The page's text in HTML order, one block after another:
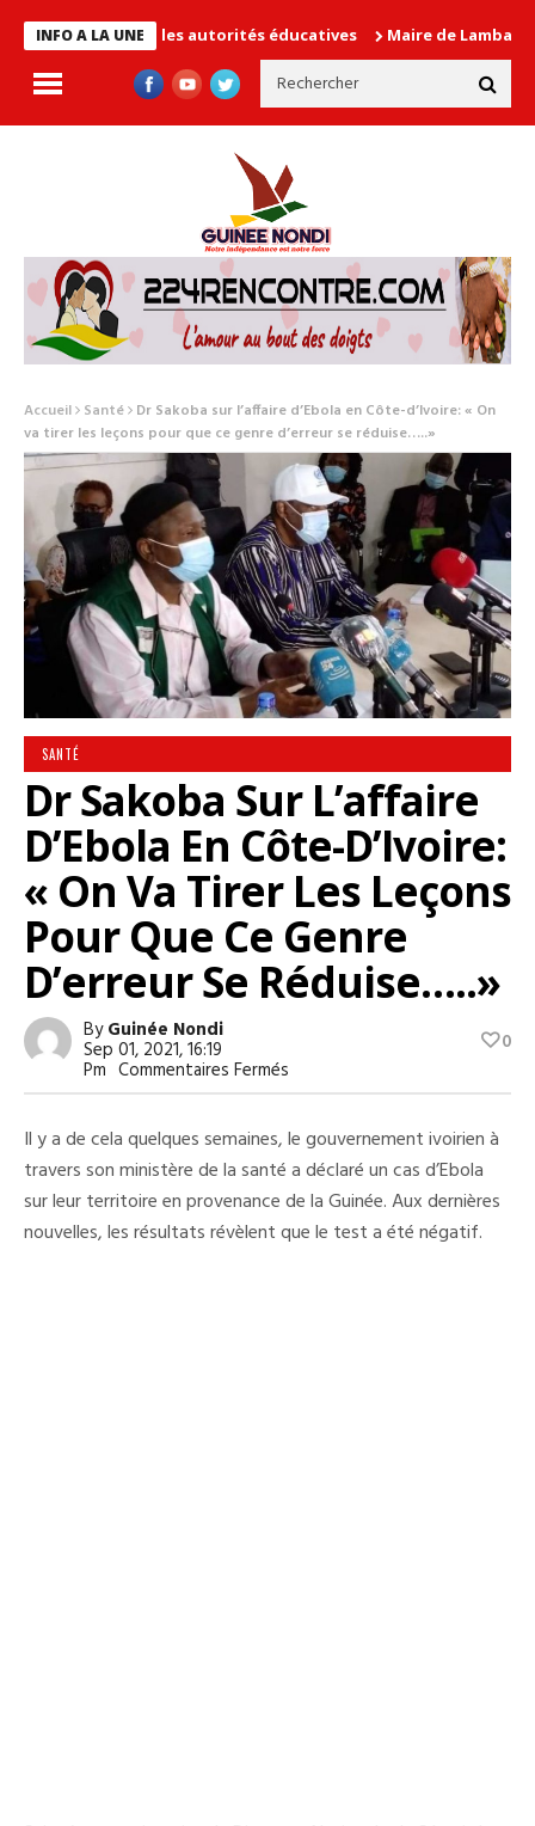
INFO A LA UNE
cause les autorités éducatives Maire de Lambanyi : Baba
Accueil Santé Dr Sakoba sur l’affaire d’Ebola en Côte-d’Ivoire: « On
va tirer les leçons pour que ce genre d’erreur se réduise…..»
SANTÉ
Dr Sakoba Sur L’affaire
D’Ebola En Côte-D’Ivoire:
« On Va Tirer Les Leçons
Pour Que Ce Genre
D’erreur Se Réduise…..»
ByGuinée Nondi
Sep 01, 2021, 16:19
Pm Commentaires Fermés
Dr
Sur
L’affaire
D’Ebola
En
Côte-
D’Ivoire:
«
0
Il y a de cela quelques semaines, le gouvernement ivoirien à
travers son ministère de la santé a déclaré un cas d’Ebola
sur leur territoire en provenance de la Guinée. Aux dernières
nouvelles, les résultats révèlent que le test a été négatif.